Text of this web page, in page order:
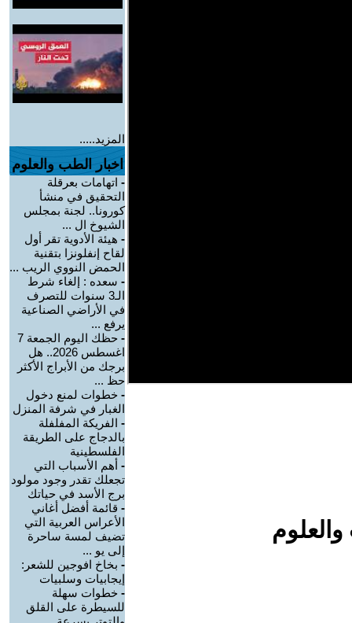
المزيد.....
اخبار الطب والعلوم
- اتهامات بعرقلة
التحقيق في منشأ
كورونا.. لجنة بمجلس
الشيوخ ال ...
- هيئة الأدوية تقر أول
لقاح إنفلونزا بتقنية
الحمض النووي الريب ...
- سعده : إلغاء شرط
الـ3 سنوات للتصرف
في الأراضي الصناعية
يرفع ...
-
حظك اليوم الجمعة 7
اغسطس 2026.. هل
برجك من الأبراج الأكثر
حظ ...
- خطوات لمنع دخول
الغبار في شرفة المنزل
- الفريكة المفلفلة
بالدجاج على الطريقة
الفلسطينية
- أهم الأسباب التي
تجعلك تقدر وجود مولود
برج الأسد في حياتك
- قائمة أفضل أغاني
الأعراس العربية التي
تضيف لمسة ساحرة
إلى يو ...
- بخاخ افوجين للشعر:
إيجابيات وسلبيات
- خطوات سهلة
للسيطرة على القلق